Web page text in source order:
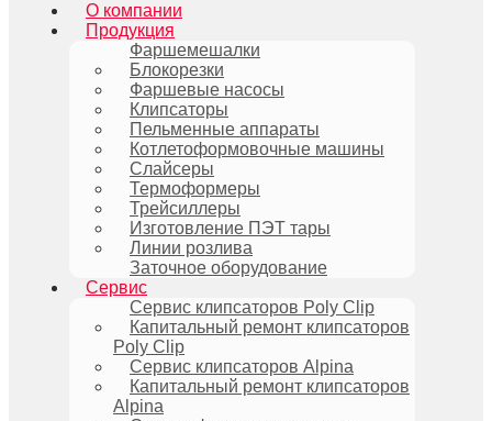
О компании
Продукция
Фаршемешалки
Блокорезки
Фаршевые насосы
Клипсаторы
Пельменные аппараты
Котлетоформовочные машины
Слайсеры
Термоформеры
Трейсиллеры
Изготовление ПЭТ тары
Линии розлива
Заточное оборудование
Сервис
Сервис клипсаторов Poly Clip
Капитальный ремонт клипсаторов
Poly Clip
Сервис клипсаторов Alpina
Капитальный ремонт клипсаторов
Alpina